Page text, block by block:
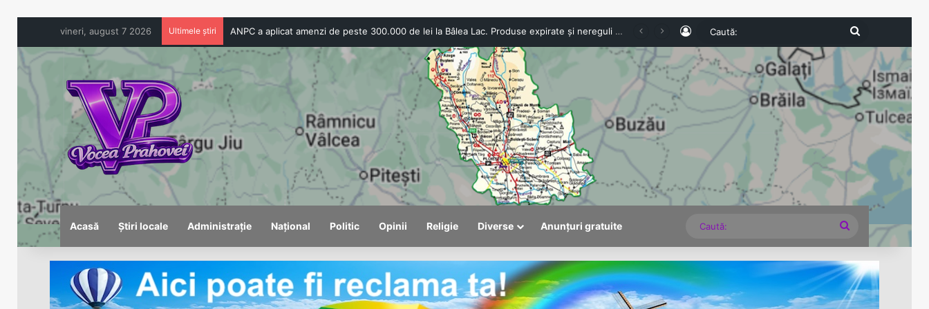
vineri, august 7 2026 Ultimele știri ANPC a aplicat amenzi de peste 300.000 de lei la Bâlea Lac. Produse expirate și nereguli grave descoperite la comercianți Log In Caută:
Acasă Știri locale Administrație Național Politic Opinii Religie Diverse Anunțuri gratuite Caută: